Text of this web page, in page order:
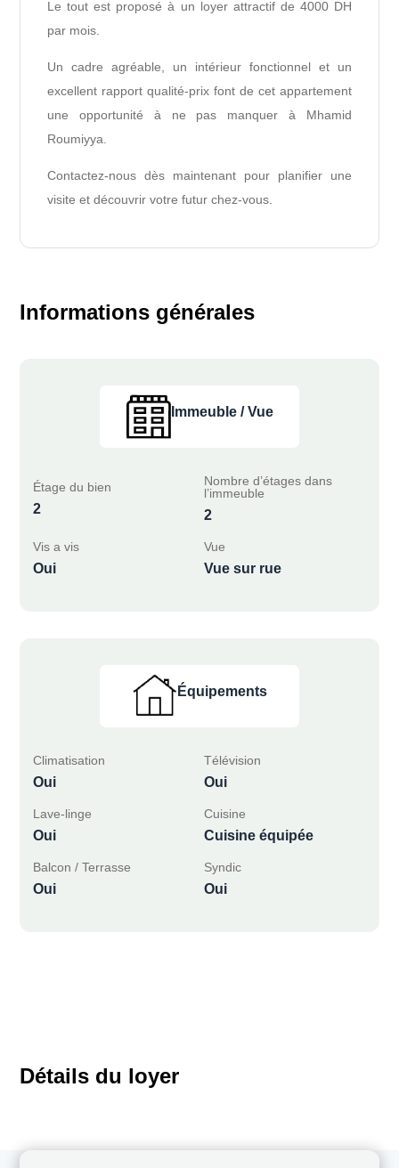
Le tout est proposé à un loyer attractif de 4000 DH
par mois.
Un cadre agréable, un intérieur fonctionnel et un
excellent rapport qualité-prix font de cet appartement
une opportunité à ne pas manquer à Mhamid
Roumiyya.
Contactez-nous dès maintenant pour planifier une
visite et découvrir votre futur chez-vous.
Informations générales
Immeuble / Vue
Étage du bien
2
Nombre d’étages dans
l’immeuble
2
Vis a vis
Oui
Vue
Vue sur rue
Équipements
Climatisation
Oui
Télévision
Oui
Lave-linge
Oui
Cuisine
Cuisine équipée
Balcon / Terrasse
Oui
Syndic
Oui
Détails du loyer